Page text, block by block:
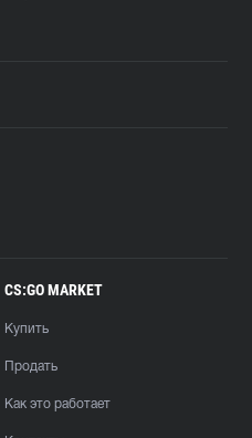
CS:GO MARKET
Купить
Продать
Как это работает